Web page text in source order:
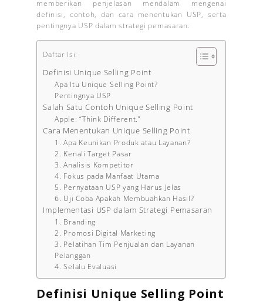
memberikan penjelasan mendalam mengenai
definisi, contoh, dan cara menentukan USP, serta
pentingnya USP dalam strategi pemasaran.
Daftar Isi:
Definisi Unique Selling Point
Apa Itu Unique Selling Point?
Pentingnya USP
Salah Satu Contoh Unique Selling Point
Apple: “Think Different.”
Cara Menentukan Unique Selling Point
1. Apa Keunikan Produk atau Layanan?
2. Kenali Target Pasar
3. Analisis Kompetitor
4. Fokus pada Manfaat Utama
5. Pernyataan USP yang Harus Jelas
6. Uji Coba Apakah Membuahkan Hasil?
Implementasi USP dalam Strategi Pemasaran
1. Branding
2. Promosi Digital Marketing
3. Pelatihan Tim Penjualan dan Layanan
Pelanggan
4. Selalu Evaluasi
Definisi Unique Selling Point